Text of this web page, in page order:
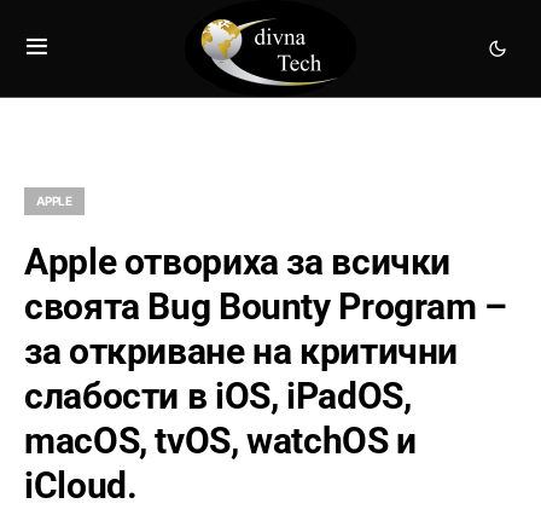
APPLE
Apple отвориха за всички
своята Bug Bounty Program –
за откриване на критични
слабости в iOS, iPadOS,
macOS, tvOS, watchOS и
iCloud.